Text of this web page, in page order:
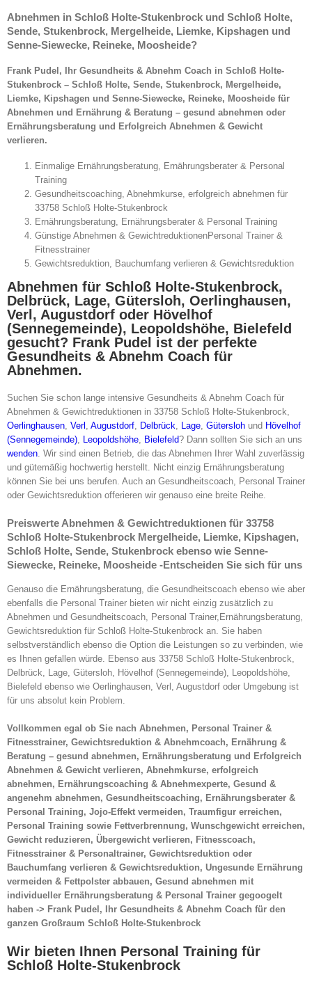
Abnehmen in Schloß Holte-Stukenbrock und Schloß Holte,
Sende, Stukenbrock, Mergelheide, Liemke, Kipshagen und
Senne-Siewecke, Reineke, Moosheide?
Frank Pudel, Ihr Gesundheits & Abnehm Coach in Schloß Holte-
Stukenbrock – Schloß Holte, Sende, Stukenbrock, Mergelheide,
Liemke, Kipshagen und Senne-Siewecke, Reineke, Moosheide für
Abnehmen und Ernährung & Beratung – gesund abnehmen oder
Ernährungsberatung und Erfolgreich Abnehmen & Gewicht
verlieren.
Einmalige Ernährungsberatung, Ernährungsberater & Personal
Training
Gesundheitscoaching, Abnehmkurse, erfolgreich abnehmen für
33758 Schloß Holte-Stukenbrock
Ernährungsberatung, Ernährungsberater & Personal Training
Günstige Abnehmen & GewichtreduktionenPersonal Trainer &
Fitnesstrainer
Gewichtsreduktion, Bauchumfang verlieren & Gewichtsreduktion
Abnehmen für Schloß Holte-Stukenbrock,
Delbrück, Lage, Gütersloh, Oerlinghausen,
Verl, Augustdorf oder Hövelhof
(Sennegemeinde), Leopoldshöhe, Bielefeld
gesucht? Frank Pudel ist der perfekte
Gesundheits & Abnehm Coach für
Abnehmen.
Suchen Sie schon lange intensive Gesundheits & Abnehm Coach für
Abnehmen & Gewichtreduktionen in 33758 Schloß Holte-Stukenbrock,
Oerlinghausen, Verl , Augustdorf, Delbrück, Lage, Gütersloh und Hövelhof
(Sennegemeinde), Leopoldshöhe, Bielefeld? Dann sollten Sie sich an uns
wenden. Wir sind einen Betrieb, die das Abnehmen Ihrer Wahl zuverlässig
und gütemäßig hochwertig herstellt. Nicht einzig Ernährungsberatung
können Sie bei uns berufen. Auch an Gesundheitscoach, Personal Trainer
oder Gewichtsreduktion offerieren wir genauso eine breite Reihe.
Preiswerte Abnehmen & Gewichtreduktionen für 33758
Schloß Holte-Stukenbrock Mergelheide, Liemke, Kipshagen,
Schloß Holte, Sende, Stukenbrock ebenso wie Senne-
Siewecke, Reineke, Moosheide -Entscheiden Sie sich für uns
Genauso die Ernährungsberatung, die Gesundheitscoach ebenso wie aber
ebenfalls die Personal Trainer bieten wir nicht einzig zusätzlich zu
Abnehmen und Gesundheitscoach, Personal Trainer,Ernährungsberatung,
Gewichtsreduktion für Schloß Holte-Stukenbrock an. Sie haben
selbstverständlich ebenso die Option die Leistungen so zu verbinden, wie
es Ihnen gefallen würde. Ebenso aus 33758 Schloß Holte-Stukenbrock,
Delbrück, Lage, Gütersloh, Hövelhof (Sennegemeinde), Leopoldshöhe,
Bielefeld ebenso wie Oerlinghausen, Verl, Augustdorf oder Umgebung ist
für uns absolut kein Problem.
Vollkommen egal ob Sie nach Abnehmen, Personal Trainer &
Fitnesstrainer, Gewichtsreduktion & Abnehmcoach, Ernährung &
Beratung – gesund abnehmen, Ernährungsberatung und Erfolgreich
Abnehmen & Gewicht verlieren, Abnehmkurse, erfolgreich
abnehmen, Ernährungscoaching & Abnehmexperte, Gesund &
angenehm abnehmen, Gesundheitscoaching, Ernährungsberater &
Personal Training, Jojo-Effekt vermeiden, Traumfigur erreichen,
Personal Training sowie Fettverbrennung, Wunschgewicht erreichen,
Gewicht reduzieren, Übergewicht verlieren, Fitnesscoach,
Fitnesstrainer & Personaltrainer, Gewichtsreduktion oder
Bauchumfang verlieren & Gewichtsreduktion, Ungesunde Ernährung
vermeiden & Fettpolster abbauen, Gesund abnehmen mit
individueller Ernährungsberatung & Personal Trainer gegoogelt
haben -> Frank Pudel, Ihr Gesundheits & Abnehm Coach für den
ganzen Großraum Schloß Holte-Stukenbrock
Wir bieten Ihnen Personal Training für
Schloß Holte-Stukenbrock